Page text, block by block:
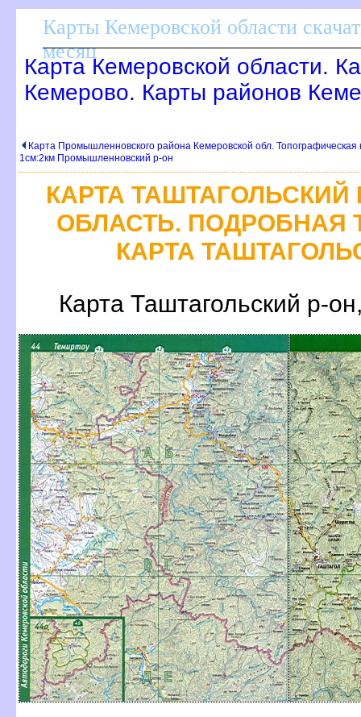
Карты Кемеровской области
месяц
Карта Кемеровской области.
Кемерово. Карты районов
Карта Промышленновского района Кемеровской обл. Топографическая
1см:2км Промышленновский р-он
КАРТА
ОБЛАСТЬ. ПОДРОБНАЯ
КАРТА
Карта Таштагольский р-